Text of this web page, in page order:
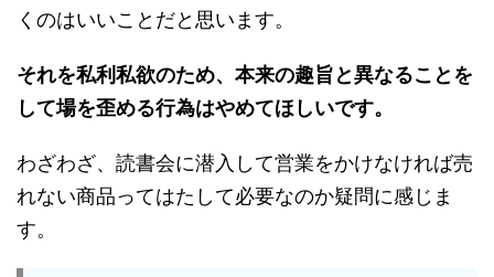
くのはいいことだと思います。
それを私利私欲のため、本来の趣旨と異なることを
して場を歪める行為はやめてほしいです。
わざわざ、読書会に潜入して営業をかけなければ売
れない商品ってはたして必要なのか疑問に感じま
す。